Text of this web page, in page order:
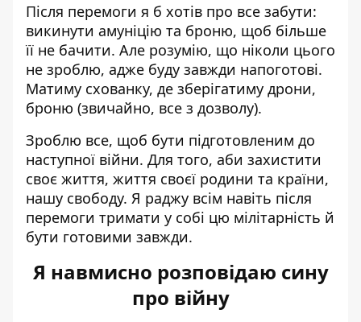
Після перемоги я б хотів про все забути:
викинути амуніцію та броню, щоб більше
її не бачити. Але розумію, що ніколи цього
не зроблю, адже буду завжди напоготові.
Матиму схованку, де зберігатиму дрони,
броню (звичайно, все з дозволу).
Зроблю все, щоб бути підготовленим до
наступної війни. Для того, аби захистити
своє життя, життя своєї родини та країни,
нашу свободу. Я раджу всім навіть після
перемоги тримати у собі цю мілітарність й
бути готовими завжди.
Я навмисно розповідаю сину
про війну